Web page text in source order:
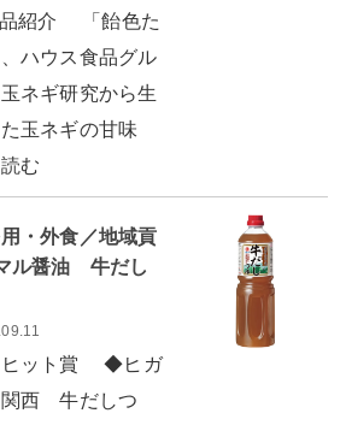
紹介 「飴色た
ハウス食品グル
ネギ研究から生
玉ネギの甘味
む
・外食／地域貢
ル醤油 牛だし
ット賞 ◆ヒガ
西 牛だしつ